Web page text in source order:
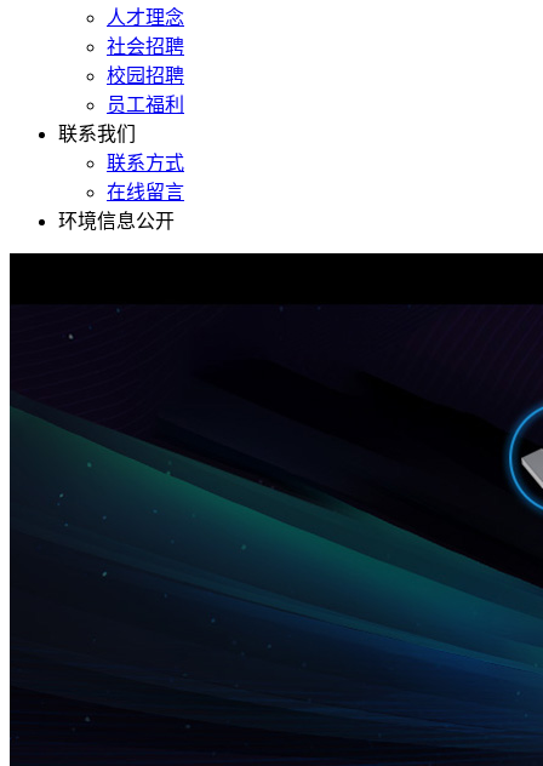
人才理念
社会招聘
校园招聘
员工福利
联系我们
联系方式
在线留言
环境信息公开